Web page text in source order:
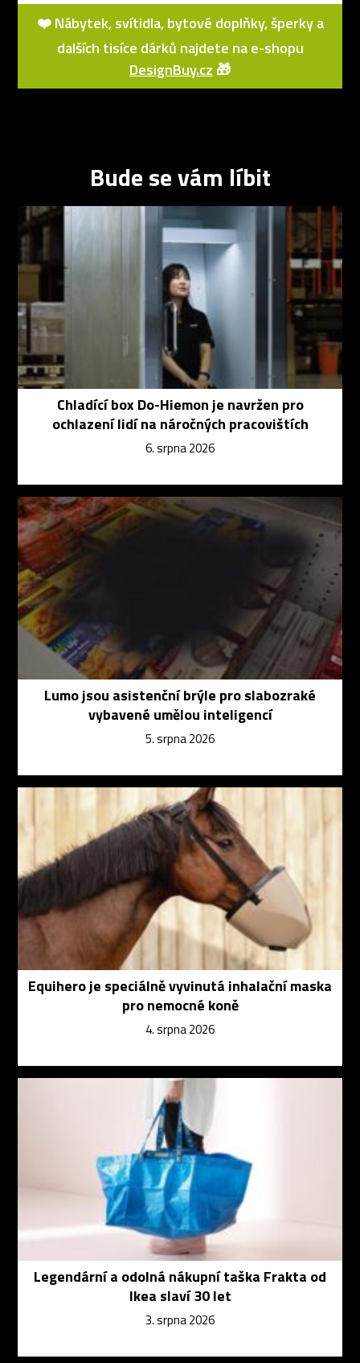
❤️ Nábytek, svítidla, bytové doplňky, šperky a
dalších tisíce dárků najdete na e-shopu
DesignBuy.cz 🎁
Bude se vám líbit
Chladící box Do-Hiemon je navržen pro
ochlazení lidí na náročných pracovištích
6. srpna 2026
Lumo jsou asistenční brýle pro slabozraké
vybavené umělou inteligencí
5. srpna 2026
Equihero je speciálně vyvinutá inhalační maska
pro nemocné koně
4. srpna 2026
Legendární a odolná nákupní taška Frakta od
Ikea slaví 30 let
3. srpna 2026